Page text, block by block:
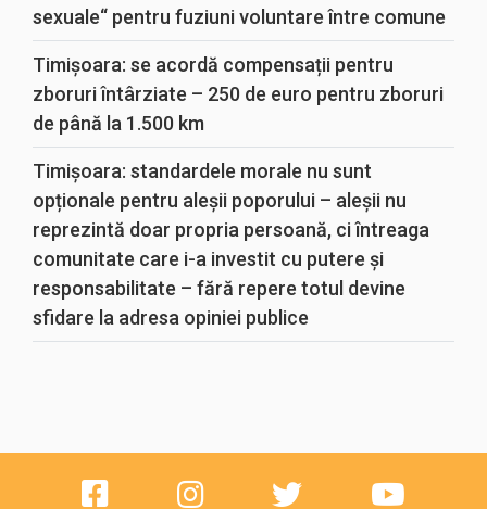
sexuale“ pentru fuziuni voluntare între comune
Timișoara: se acordă compensații pentru
zboruri întârziate – 250 de euro pentru zboruri
de până la 1.500 km
Timișoara: standardele morale nu sunt
opționale pentru aleșii poporului – aleșii nu
reprezintă doar propria persoană, ci întreaga
comunitate care i-a investit cu putere și
responsabilitate – fără repere totul devine
sfidare la adresa opiniei publice